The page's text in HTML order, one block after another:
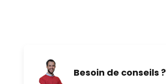
Besoin de conseils ?